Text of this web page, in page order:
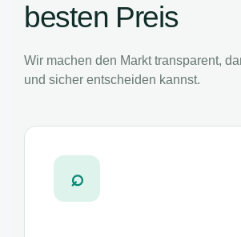
besten Preis
Wir machen den Markt transparent,
und sicher entscheiden kannst.
⌕